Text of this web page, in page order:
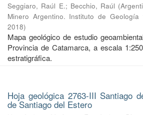
Seggiaro, Raúl E.; Becchio, Raúl (
Minero Argentino. Instituto de Geología
2018)
Mapa geológico de estudio
Provincia de Catamarca, a escala
estratigráfica.
Hoja geológica 2763-III Santiago
de Santiago del Estero